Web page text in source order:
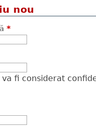
nou
*
fi considerat